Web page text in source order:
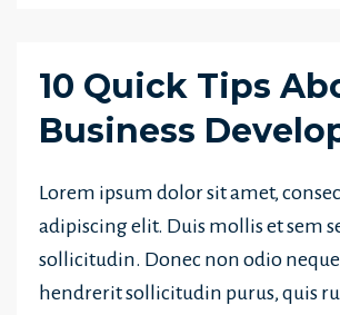
10 Quick Tips
Business
Lorem ipsum dolor sit amet,
adipiscing elit. Duis mollis et sem
sollicitudin. Donec non odio
hendrerit sollicitudin purus, quis